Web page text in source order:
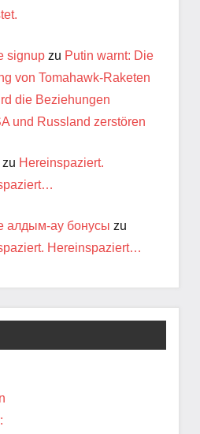
signup zu Putin warnt: Die
von Tomahawk-Raketen
die Beziehungen
und Russland zerstören
zu Hereinspaziert.
алдым-ау бонусы zu
Hereinspaziert…